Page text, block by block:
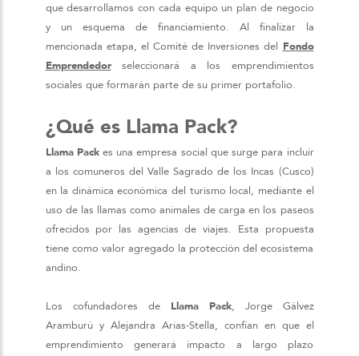
que desarrollamos con cada equipo un plan de negocio
y un esquema de financiamiento. Al finalizar la
mencionada etapa, el Comité de Inversiones del Fondo
Emprendedorseleccionará a los emprendimientos
sociales que formarán parte de su primer portafolio.
¿Qué es Llama Pack?
Llama Packes una empresa social que surge para incluir
a los comuneros del Valle Sagrado de los Incas (Cusco)
en la dinámica económica del turismo local, mediante el
uso de las llamas como animales de carga en los paseos
ofrecidos por las agencias de viajes. Esta propuesta
tiene como valor agregado la protección del ecosistema
andino.
Los cofundadores de Llama Pack, Jorge Gálvez
Aramburú y Alejandra Arias-Stella, confían en que el
emprendimiento generará impacto a largo plazo